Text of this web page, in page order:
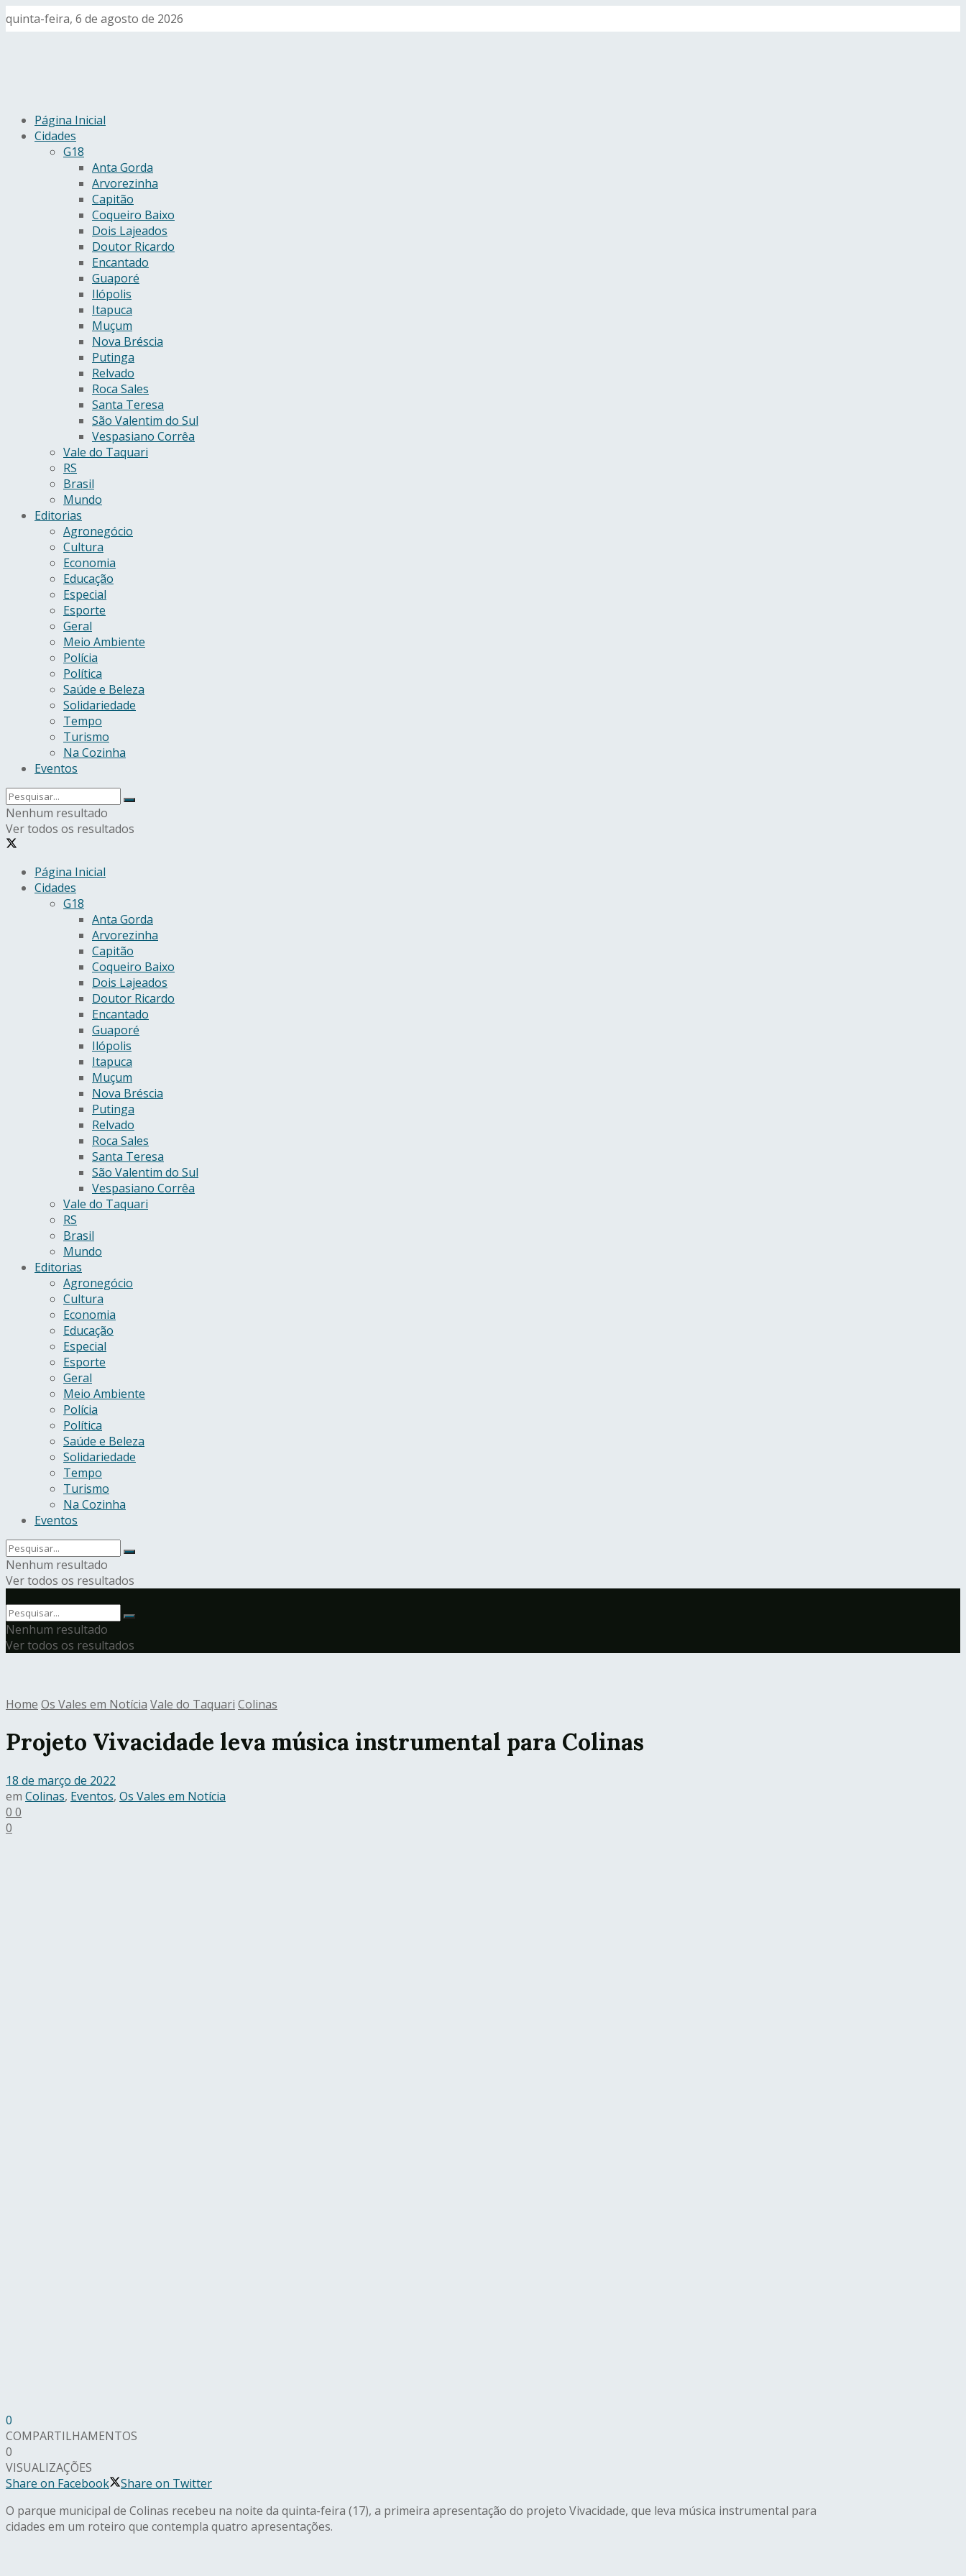
quinta-feira, 6 de agosto de 2026
Página Inicial
Cidades
G18
Anta Gorda
Arvorezinha
Capitão
Coqueiro Baixo
Dois Lajeados
Doutor Ricardo
Encantado
Guaporé
Ilópolis
Itapuca
Muçum
Nova Bréscia
Putinga
Relvado
Roca Sales
Santa Teresa
São Valentim do Sul
Vespasiano Corrêa
Vale do Taquari
RS
Brasil
Mundo
Editorias
Agronegócio
Cultura
Economia
Educação
Especial
Esporte
Geral
Meio Ambiente
Polícia
Política
Saúde e Beleza
Solidariedade
Tempo
Turismo
Na Cozinha
Eventos
Nenhum resultado
Ver todos os resultados
Página Inicial
Cidades
G18
Anta Gorda
Arvorezinha
Capitão
Coqueiro Baixo
Dois Lajeados
Doutor Ricardo
Encantado
Guaporé
Ilópolis
Itapuca
Muçum
Nova Bréscia
Putinga
Relvado
Roca Sales
Santa Teresa
São Valentim do Sul
Vespasiano Corrêa
Vale do Taquari
RS
Brasil
Mundo
Editorias
Agronegócio
Cultura
Economia
Educação
Especial
Esporte
Geral
Meio Ambiente
Polícia
Política
Saúde e Beleza
Solidariedade
Tempo
Turismo
Na Cozinha
Eventos
Nenhum resultado
Ver todos os resultados
Nenhum resultado
Ver todos os resultados
Home Os Vales em Notícia Vale do Taquari Colinas
Projeto Vivacidade leva música instrumental para Colinas
18 de março de 2022
em Colinas, Eventos, Os Vales em Notícia
0 0
0
0
COMPARTILHAMENTOS
0
VISUALIZAÇÕES
Share on Facebook
Share on Twitter
O parque municipal de Colinas recebeu na noite da quinta-feira (17), a primeira apresentação do projeto Vivacidade, que leva música instrumental para
cidades em um roteiro que contempla quatro apresentações.